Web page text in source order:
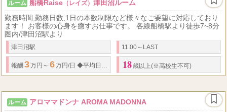
ルーム 船橋Raise （レイズ） 津田沼ルーム
勤務時間,勤務日数,1日の本数制限など様々なご要望に対応しており
ます！ お客様の心身を癒すお仕事です。 各線船橋駅より徒歩7~8分
圏内/津田沼駅より
津田沼駅 11:00～LAST
報酬 3万円～ 6万円/日 ◆平均日給 万～ 6 万円 ◆【給与例】 経験者様
18 歳以上(※高校生不可)
ルーム アロママドンナ AROMA MADONNA